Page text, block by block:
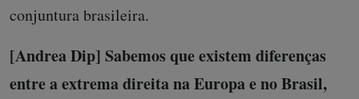
conjuntura brasileira.
[Andrea Dip] Sabemos que existem diferenças
entre a extrema direita na Europa e no Brasil,